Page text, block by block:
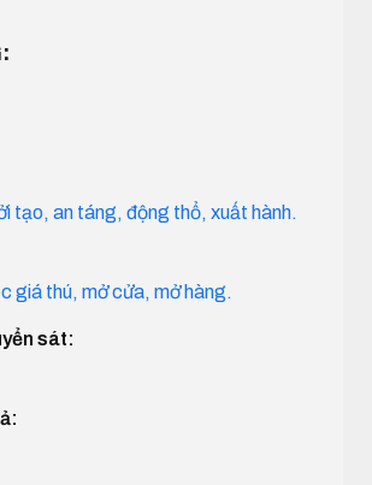
tạo, an táng, động thổ, xuất hành.
giá thú, mở cửa, mở hàng.
sát: